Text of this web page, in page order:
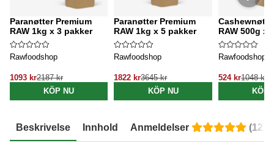
Paranøtter Premium
RAW 1kg x 3 pakker
Rawfoodshop
1093 kr2187 kr
KÖP NU
Paranøtter Premium
RAW 1kg x 5 pakker
Rawfoodshop
1822 kr3645 kr
KÖP NU
RAW 500g x
Rawfoodshop
524 kr1048 kr
KÖP
Beskrivelse Innhold Anmeldelser (12